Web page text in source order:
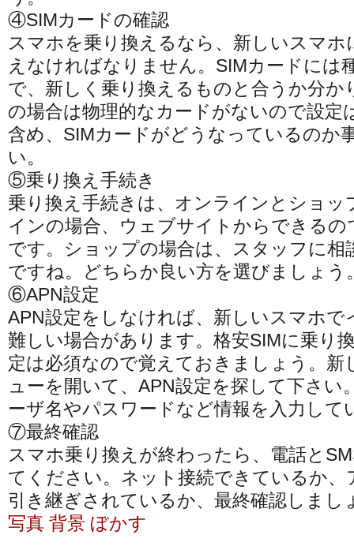
④SIMカードの確認
スマホを乗り換えるなら、新しいスマホ
えなければなりません。SIMカードには
で、新しく乗り換えるものと合うか分か
の場合は物理的なカードがないので設定
含め、SIMカードがどうなっているのか
い。
⑤乗り換え手続き
乗り換え手続きは、オンラインとショ
インの場合、ウェブサイトからできるの
です。ショップの場合は、スタッフに相
ですね。どちらか良い方を選びましょう
⑥APN設定
APN設定をしなければ、新しいスマホで
難しい場合があります。格安SIMに乗り
定は必須なので覚えておきましょう。新
ューを開いて、APN設定を探して下さい
ーザ名やパスワードなど情報を入力して
⑦最終確認
スマホ乗り換えが終わったら、電話と
てください。ネット接続できているか
引き継ぎされているか、最終確認しまし
写真 背景 ぼかす